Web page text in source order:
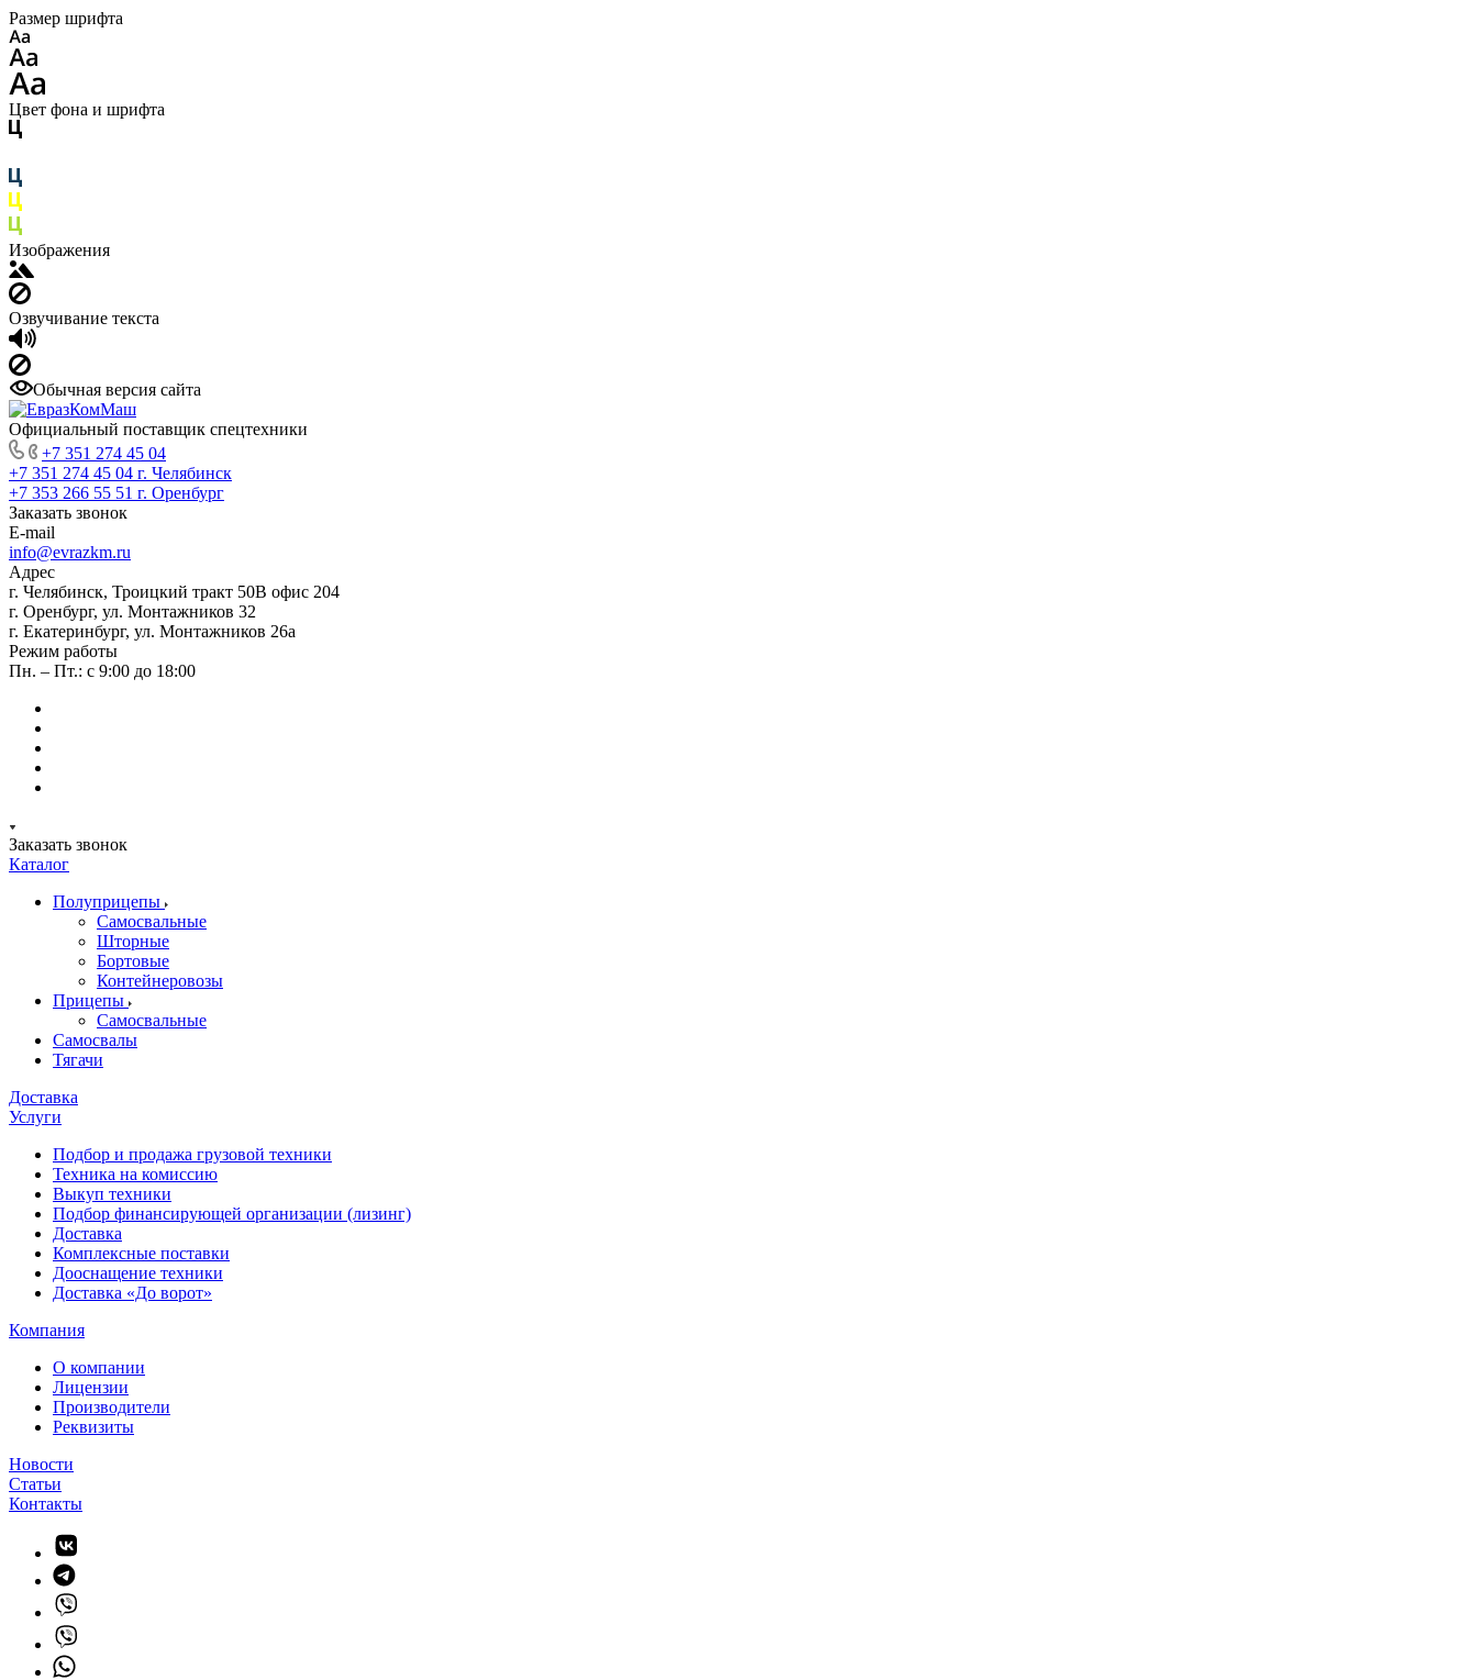
Размер шрифта
Цвет фона и шрифта
Изображения
Озвучивание текста
Обычная версия сайта
Официальный поставщик спецтехники
+7 351 274 45 04
+7 351 274 45 04 г. Челябинск
+7 353 266 55 51 г. Оренбург
Заказать звонок
E-mail
info@evrazkm.ru
Адрес
г. Челябинск, Троицкий тракт 50В офис 204
г. Оренбург, ул. Монтажников 32
г. Екатеринбург, ул. Монтажников 26а
Режим работы
Пн. – Пт.: с 9:00 до 18:00
Заказать звонок
Каталог
Полуприцепы
Самосвальные
Шторные
Бортовые
Контейнеровозы
Прицепы
Самосвальные
Самосвалы
Тягачи
Доставка
Услуги
Подбор и продажа грузовой техники
Техника на комиссию
Выкуп техники
Подбор финансирующей организации (лизинг)
Доставка
Комплексные поставки
Дооснащение техники
Доставка «До ворот»
Компания
О компании
Лицензии
Производители
Реквизиты
Новости
Статьи
Контакты